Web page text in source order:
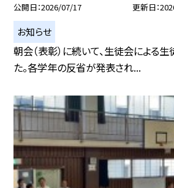
公開日 2026/07/17 更新日
お知らせ
朝会（表彰）に続いて、生徒会による
た。各学年の反省が発表され...